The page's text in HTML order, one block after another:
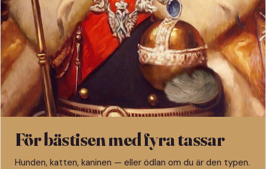
För bästisen med fyra tassar
Hunden, katten, kaninen — eller ödlan om du är den typen.